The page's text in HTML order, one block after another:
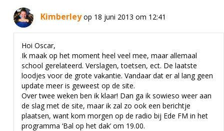
Kimberley op 18 juni 2013 om 12:41
Hoi Oscar,
Ik maak op het moment heel veel mee, maar allemaal
school gerelateerd. Verslagen, toetsen, ect. De laatste
loodjes voor de grote vakantie. Vandaar dat er al lang geen
update meer is geweest op de site.
Over twee weken ben ik klaar! Dan ga ik sowieso weer aan
de slag met de site, maar ik zal zo ook een berichtje
plaatsen, want kom morgen op de radio bij Ede FM in het
programma ‘Bal op het dak’ om 19.00.